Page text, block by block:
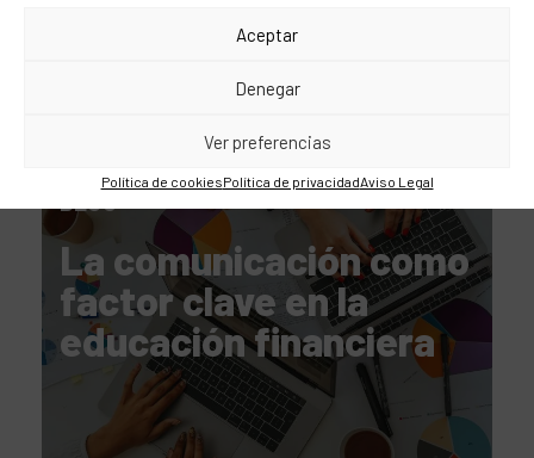
Aceptar
Denegar
Ver preferencias
Política de cookiesPolítica de privacidadAviso Legal
La comunicación como
factor clave en la
educación financiera